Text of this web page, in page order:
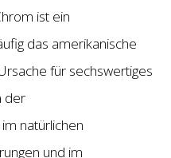
ist ein
das amerikanische
für sechswertiges
der
natürlichen
und im